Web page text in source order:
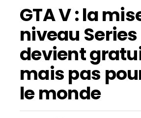
GTA V : la
niveau Series
devient
mais pas
le monde